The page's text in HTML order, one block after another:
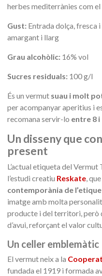
herbes mediterrànies com
Gust: Entrada dolça, fresca
amargant i llarg
Grau alcohòlic: 16% vol
Sucres residuals: 100 g/l
És un vermut suau i molt
per acompanyar aperitius i
recomana servir-lo entre 8 i
Un disseny que
present
L’actual etiqueta del
l’estudi creatiu Reskate,
contemporània de
imatge amb molta
producte i del territori, però
d’avui, reforçant el valor
Un celler emblemàtic
El vermut neix a la
fundada el 1919 i formada